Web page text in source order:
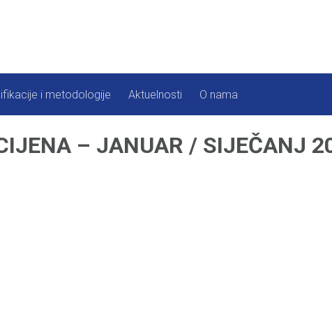
i metodologije Aktuelnosti O nama
– JANUAR / SIJEČANJ